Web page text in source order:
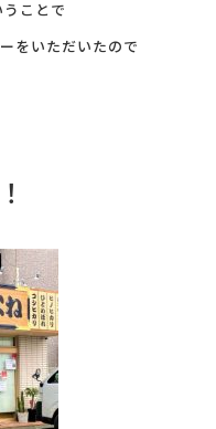
ことで
をいただいたので